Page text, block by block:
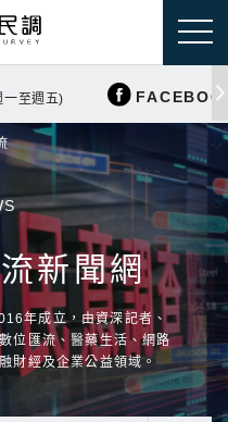
至週五)
新聞網
年成立，由資深記者、
位匯流、醫藥生活、網路
財經及企業公益領域。